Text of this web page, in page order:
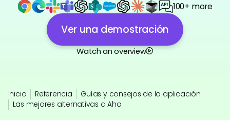
100+ more
Ver una demostración
Watch an overview
Inicio Referencia
Guías y consejos de la aplicación
Las mejores alternativas a Aha